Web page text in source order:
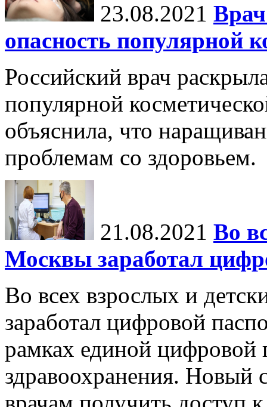
23.08.2021
опасность популярной
Российский врач
популярной
объяснила, что
проблемам со здоровьем.
21.08.2021 Во
Москвы заработал
Во всех взрослых и
заработал цифровой
рамках единой цифровой
здравоохранения. Новый